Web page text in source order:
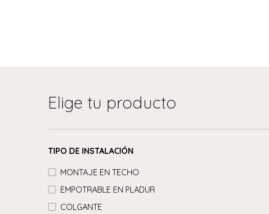
Elige tu producto
TIPO DE INSTALACIÓN
MONTAJE EN TECHO
EMPOTRABLE EN PLADUR
COLGANTE